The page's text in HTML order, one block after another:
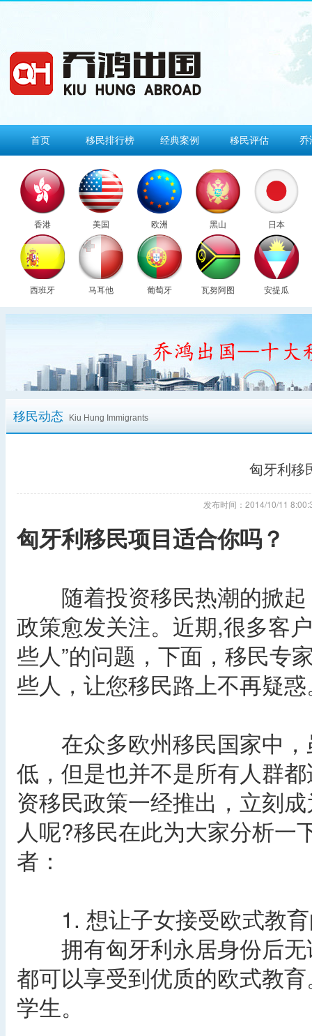
首页 移民排行榜 经典案例 移民评估 乔
香港 美国 欧洲 黑山 日本
西班牙 马耳他 葡萄牙 瓦努阿图 安提瓜
移民动态 Kiu Hung Immigrants
匈牙利移
发布时间：2014/10/11
匈牙利移民项目适合你吗？
随着投资移民热潮的掀起
政策愈发关注。近期,很多客
些人”的问题，下面，移民专
些人，让您移民路上不再疑
在众多欧州移民国家中，
低，但是也并不是所有人群
资移民政策一经推出，立刻
人呢?移民在此为大家分析一
者：
1. 想让子女接受欧式教育
拥有匈牙利永居身份后无
都可以享受到优质的欧式教
学生。